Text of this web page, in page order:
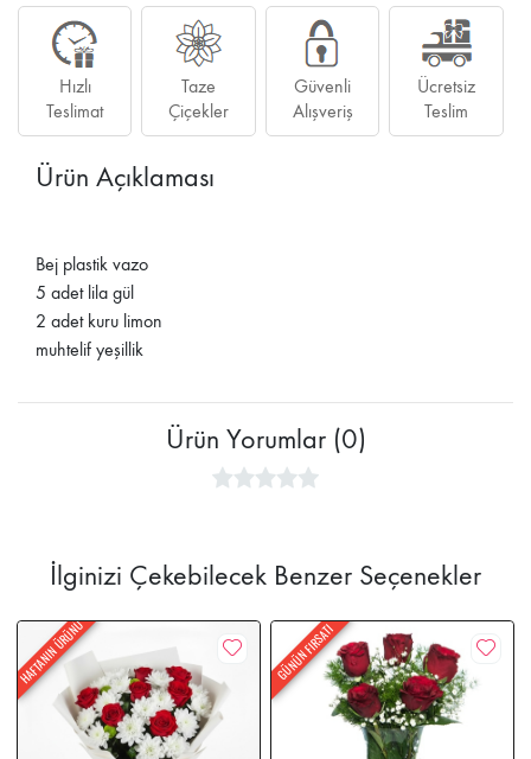
Hızlı
Teslimat
Taze
Çiçekler
Güvenli
Alışveriş
Ücretsiz
Teslim
Ürün Açıklaması
Bej plastik vazo
5 adet lila gül
2 adet kuru limon
muhtelif yeşillik
Ürün Yorumlar (0)
İlginizi Çekebilecek Benzer Seçenekler
HAFTANIN ÜRÜNÜ GÜNÜN FIRSATI